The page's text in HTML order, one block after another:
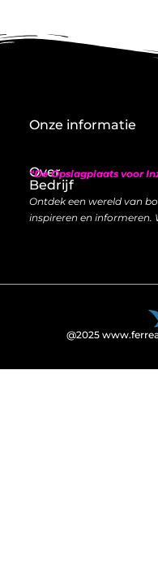
Over
Bedrijf
“De Opslagplaats voor
Ontdek een wereld van
inspireren en informeren.
Onze informatie
@2025